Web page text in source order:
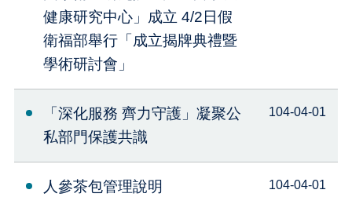
健康研究中心」成立 4/2日假
衛福部舉行「成立揭牌典禮暨
學術研討會」
「深化服務 齊力守護」凝聚公
私部門保護共識
104-04-01
人參茶包管理說明 104-04-01